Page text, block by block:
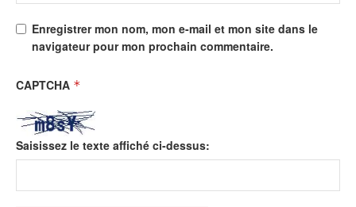
Enregistrer mon nom, mon e-mail et mon site dans le
navigateur pour mon prochain commentaire.
CAPTCHA *
Saisissez le texte affiché ci-dessus: